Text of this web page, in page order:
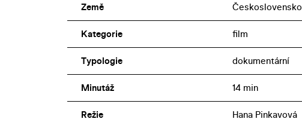
Země Československo
Kategorie film
Typologie dokumentární
Minutáž 14 min
Režie Hana Pinkavová